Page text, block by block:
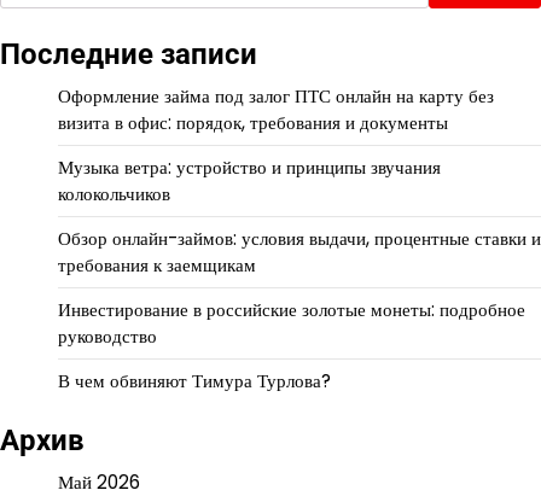
Последние записи
Оформление займа под залог ПТС онлайн на карту без
визита в офис: порядок, требования и документы
Музыка ветра: устройство и принципы звучания
колокольчиков
Обзор онлайн-займов: условия выдачи, процентные ставки и
требования к заемщикам
Инвестирование в российские золотые монеты: подробное
руководство
В чем обвиняют Тимура Турлова?
Архив
Май 2026